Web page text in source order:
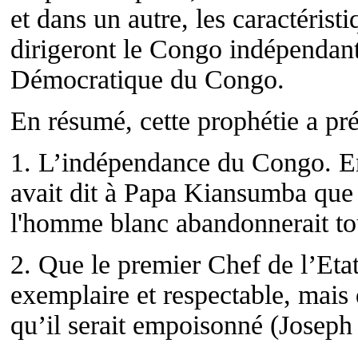
et dans un autre, les
dirigeront le Congo
Démocratique du Congo.
En résumé, cette prophétie a
1. L’indépendance du Congo.
avait dit à Papa Kiansumba
l'homme blanc abandonnerait
2. Que le premier Chef de
exemplaire et respectable,
qu’il serait empoisonné